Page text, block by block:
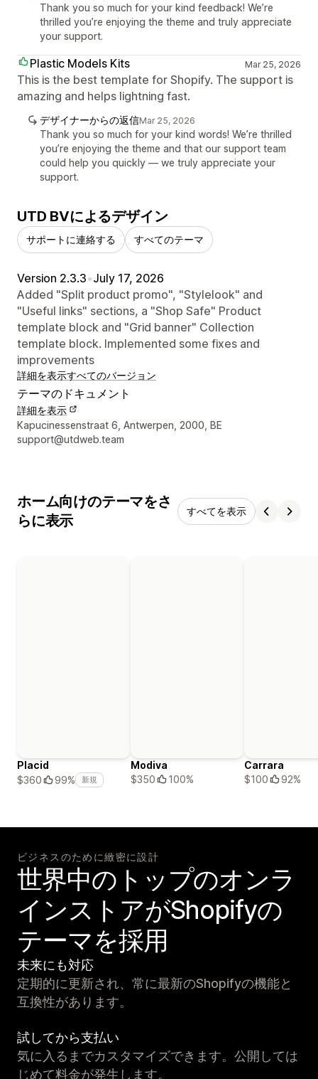
Thank you so much for your kind feedback! We’re
thrilled you’re enjoying the theme and truly appreciate
your support.
Plastic Models Kits Mar 25, 2026
This is the best template for Shopify. The support is
amazing and helps lightning fast.
デザイナーからの返信Mar 25, 2026
Thank you so much for your kind words! We’re thrilled
you’re enjoying the theme and that our support team
could help you quickly — we truly appreciate your
support.
UTD BVによるデザイン
サポートに連絡する すべてのテーマ
Version 2.3.3•July 17, 2026
Added "Split product promo", "Stylelook" and
"Useful links" sections, a "Shop Safe" Product
template block and "Grid banner" Collection
template block. Implemented some fixes and
improvements
詳細を表示すべてのバージョン
テーマのドキュメント
詳細を表示
デザイナーの連絡先情報
Kapucinessenstraat 6, Antwerpen, 2000, BE
support@utdweb.team
ホーム向けのテーマをさ
らに表示
すべてを表示
Placid
$360
99% 新規
Modiva
$350
100%
Carrara
$100
92%
ビジネスのために緻密に設計
世界中のトップのオンラ
インストアがShopifyの
テーマを採用
未来にも対応
定期的に更新され、常に最新のShopifyの機能と
互換性があります。
試してから支払い
気に入るまでカスタマイズできます。公開しては
じめて料金が発生します。